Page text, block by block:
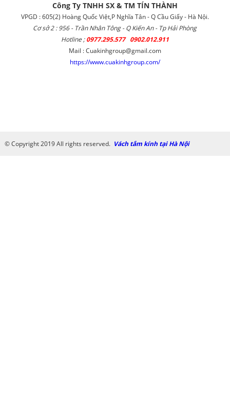
Công Ty TNHH SX & TM TÍN THÀNH
VPGD : 605(2) Hoàng Quốc Việt,P Nghĩa Tân - Q Cầu Giấy - Hà Nội.
Cơ sở 2 : 956 - Trần Nhân Tông - Q Kiến An - Tp Hải Phòng
Hotline ; 0977.295.577 0902.012.911
Mail : Cuakinhgroup@gmail.com
https://www.cuakinhgroup.com/
© Copyright 2019 All rights reserved.Vách tắm kính tại Hà Nội